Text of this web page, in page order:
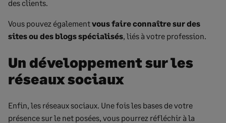
des clients.
Vous pouvez égalementvous faire connaître sur des
sites ou des blogs spécialisés, liés à votre profession.
Un développement sur les
réseaux sociaux
Enfin, les réseaux sociaux. Une fois les bases de votre
présence sur le net posées, vous pourrez réfléchir à la